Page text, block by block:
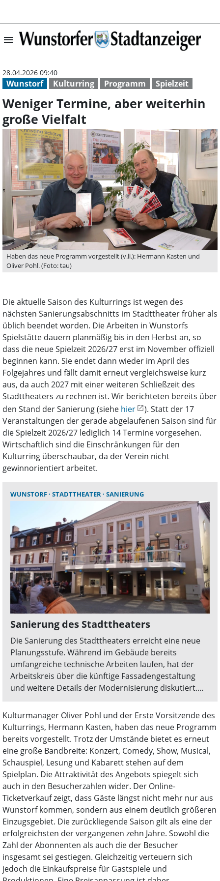
menu Weniger
Wunstorf Kulturring Programm Spielzeit
28.04.2026 09:40
Weniger Termine, aber weiterhin
große Vielfalt
Haben das neue Programm vorgestellt (v.li.): Hermann Kasten und
Oliver Pohl. (Foto: tau)
Die aktuelle Saison des Kulturrings ist wegen des
nächsten Sanierungsabschnitts im Stadttheater früher als
üblich beendet worden. Die Arbeiten in Wunstorfs
Spielstätte dauern planmäßig bis in den Herbst an, so
dass die neue Spielzeit 2026/27 erst im November offiziell
beginnen kann. Sie endet dann wieder im April des
Folgejahres und fällt damit erneut vergleichsweise kurz
aus, da auch 2027 mit einer weiteren Schließzeit des
Stadttheaters zu rechnen ist. Wir berichteten bereits über
den Stand der Sanierung (siehe hier
). Statt der 17
Veranstaltungen der gerade abgelaufenen Saison sind für
die Spielzeit 2026/27 lediglich 14 Termine vorgesehen.
Wirtschaftlich sind die Einschränkungen für den
Kulturring überschaubar, da der Verein nicht
gewinnorientiert arbeitet.
WUNSTORF STADTTHEATER SANIERUNG
Sanierung des Stadttheaters
Die Sanierung des Stadttheaters erreicht eine neue
Planungsstufe. Während im Gebäude bereits
umfangreiche technische Arbeiten laufen, hat der
Arbeitskreis über die künftige Fassadengestaltung
und weitere Details der Modernisierung diskutiert.
Kulturmanager Oliver Pohl und der Erste Vorsitzende des
Kulturrings, Hermann Kasten, haben das neue Programm
bereits vorgestellt. Trotz der Umstände bietet es erneut
eine große Bandbreite: Konzert, Comedy, Show, Musical,
Schauspiel, Lesung und Kabarett stehen auf dem
Spielplan. Die Attraktivität des Angebots spiegelt sich
auch in den Besucherzahlen wider. Der Online-
Ticketverkauf zeigt, dass Gäste längst nicht mehr nur aus
Wunstorf kommen, sondern aus einem deutlich größeren
Einzugsgebiet. Die zurückliegende Saison gilt als eine der
erfolgreichsten der vergangenen zehn Jahre. Sowohl die
Zahl der Abonnenten als auch die der Besucher
insgesamt sei gestiegen. Gleichzeitig verteuern sich
jedoch die Einkaufspreise für Gastspiele und